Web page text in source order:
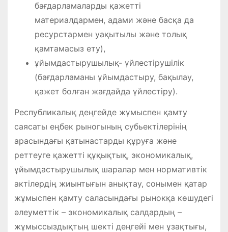
бағдарламаларды қажетті
материалдармен, адами және басқа да
ресурстармен уақытылы және толық
қамтамасыз ету),
ұйымдастырушылық- үйлестірушілік
(бағдарламаны ұйымдастыру, бақылау,
қажет болған жағдайда үйлестіру).
Республикалық деңгейде жұмыспен қамту
саясаты еңбек рыногының субьектілерінің
арасындағы қатынастарды құруға және
реттеуге қажетті құқықтық, экономикалық,
ұйымдастырушылық шаралар мен нормативтік
актілердің жиынтығын анықтау, сонымен қатар
жұмыспен қамту саласындағы рынокқа көшудегі
әлеуметтік – экономикалық салдардың –
жұмыссыздықтың шекті деңгейі мен ұзақтығы,